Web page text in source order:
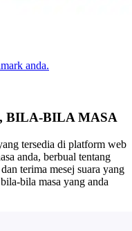
anda.
BILA-BILA MASA
tersedia di platform web
anda, berbual tentang
terima mesej suara yang
bila masa yang anda